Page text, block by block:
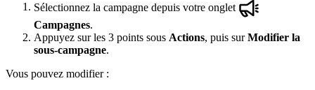
Sélectionnez la campagne depuis votre onglet
Campagnes.
Appuyez sur les 3 points sous Actions, puis surModifier la
sous-campagne.
Vous pouvez modifier :